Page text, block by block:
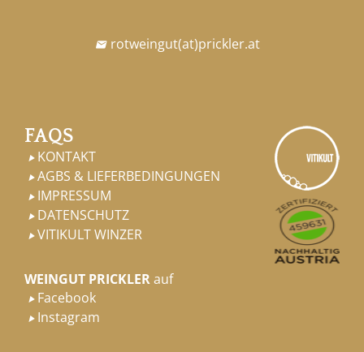
 rotweingut(at)prickler.at
FAQS
 KONTAKT
 AGBS & LIEFERBEDINGUNGEN
 IMPRESSUM
 DATENSCHUTZ
 VITIKULT WINZER
WEINGUT PRICKLERauf
 Facebook
 Instagram